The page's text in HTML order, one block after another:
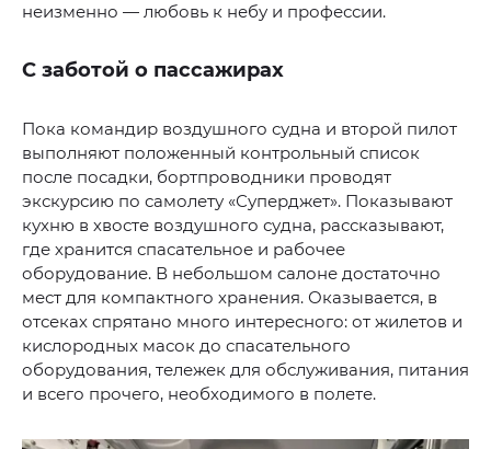
неизменно — любовь к небу и профессии.
С заботой о пассажирах
Пока командир воздушного судна и второй пилот
выполняют положенный контрольный список
после посадки, бортпроводники проводят
экскурсию по самолету «Суперджет». Показывают
кухню в хвосте воздушного судна, рассказывают,
где хранится спасательное и рабочее
оборудование. В небольшом салоне достаточно
мест для компактного хранения. Оказывается, в
отсеках спрятано много интересного: от жилетов и
кислородных масок до спасательного
оборудования, тележек для обслуживания, питания
и всего прочего, необходимого в полете.